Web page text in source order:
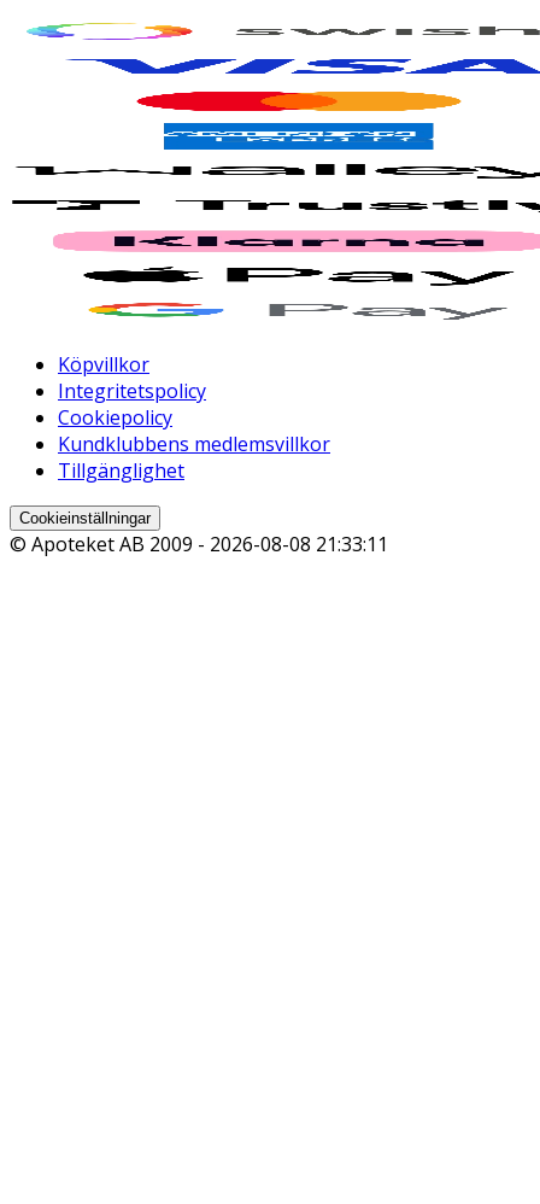
Köpvillkor
Integritetspolicy
Cookiepolicy
Kundklubbens medlemsvillkor
Tillgänglighet
Cookieinställningar
© Apoteket AB 2009 - 2026-08-08 21:33:11